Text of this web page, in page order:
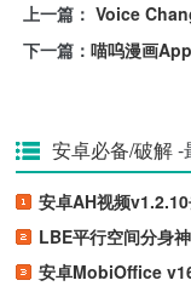
上一篇： Voice
下一篇： 喵呜漫画
安卓必备/破解-
安卓AH视频
LBE平行空间分身
安卓MobiOffice